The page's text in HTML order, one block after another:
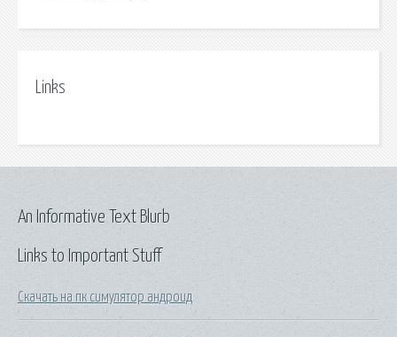
Links
Links to Important Stuff
Скачать на пк симулятор андроид
An Informative Text Blurb